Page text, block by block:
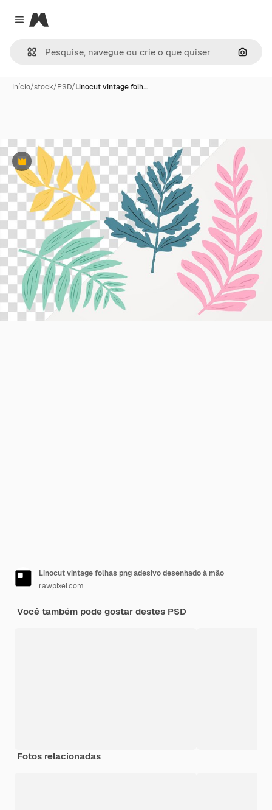
Close menu
Magnific
Início/stock/PSD/Linocut vintage folh…
Premium
Linocut vintage folhas png adesivo desenhado à mão
rawpixel.com
Você também pode gostar destes PSD
Fotos relacionadas